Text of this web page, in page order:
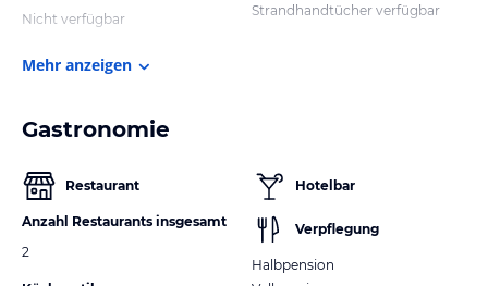
Nicht verfügbar
Strandhandtücher verfügbar
Mehr anzeigen
Gastronomie
Restaurant
Anzahl Restaurants insgesamt
2
Hotelbar
Verpflegung
Halbpension